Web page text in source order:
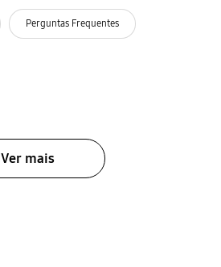
Perguntas Frequentes
Ver mais